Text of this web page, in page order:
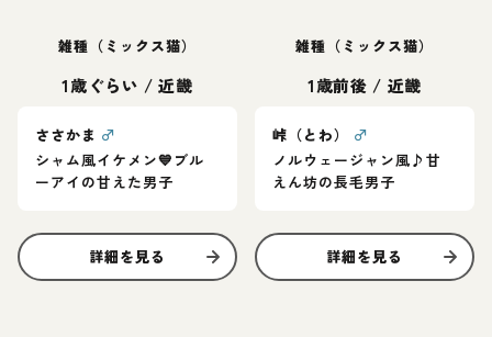
雑種（ミックス猫）
1歳ぐらい /近畿
ささかま ♂
シャム風イケメン💙ブル
ーアイの甘えた男子
詳細を見る
雑種（ミックス猫）
1歳前後 / 近畿
峠（とわ）
♂
ノルウェージャン風♪甘
えん坊の長毛男子
詳細を見る